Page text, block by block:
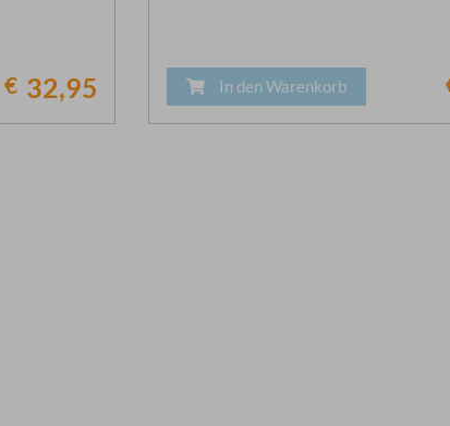
€ 32,95 In den Warenkorb